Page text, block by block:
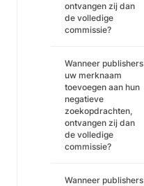
ontvangen zij dan
de volledige
commissie?
Wanneer publishers
uw merknaam
toevoegen aan hun
negatieve
zoekopdrachten,
ontvangen zij dan
de volledige
commissie?
Wanneer publishers